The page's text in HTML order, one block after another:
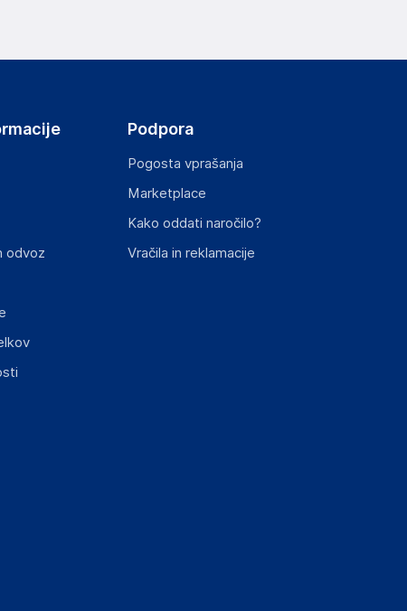
izdelka z zahtevanimi predpisi.
odvoz
Podpora
Pogosta vprašanja
Marketplace
Kako oddati naročilo?
Vračila in reklamacije